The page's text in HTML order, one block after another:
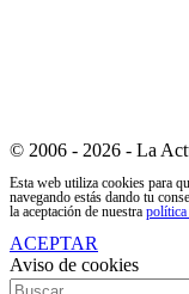
© 2006 - 2026 - La
Esta web utiliza cookies para
navegando estás dando tu
la aceptación de nuestra política
ACEPTAR
Aviso de cookies